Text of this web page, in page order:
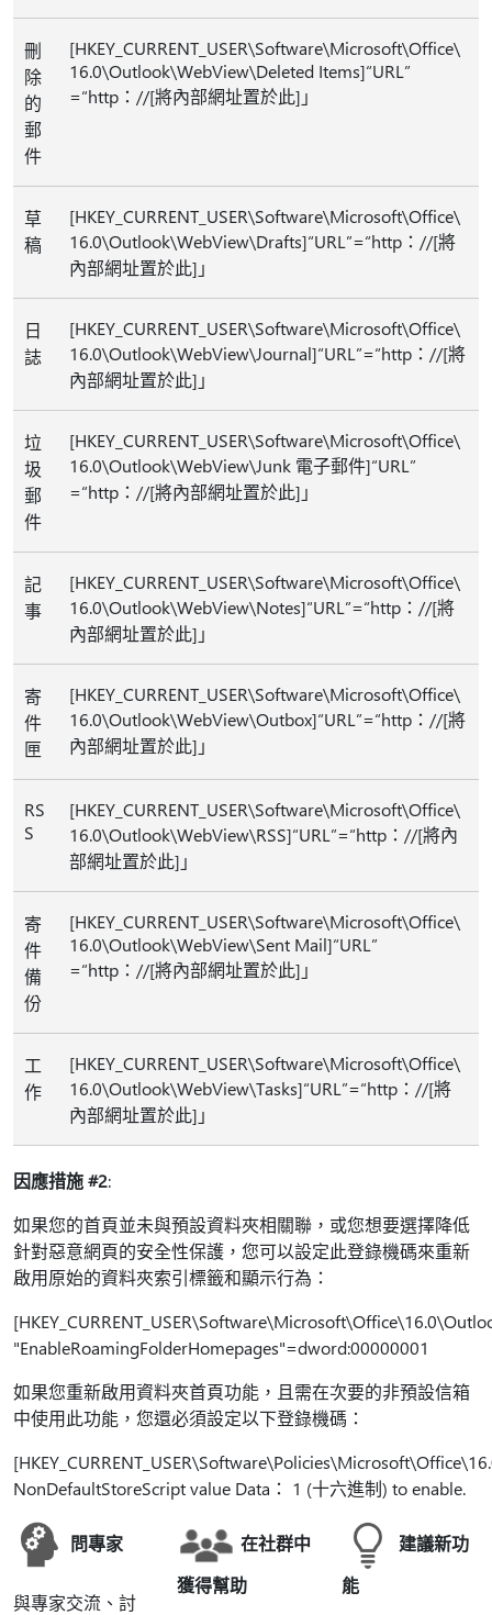
刪
除
的
郵
件
[HKEY_CURRENT_USER\Software\Microsoft\Office\
16.0\Outlook\WebView\Deleted Items]“URL”
=“http：//[將內部網址置於此]」
草
稿
[HKEY_CURRENT_USER\Software\Microsoft\Office\
16.0\Outlook\WebView\Drafts]“URL”=“http：//[將
內部網址置於此]」
日
誌
[HKEY_CURRENT_USER\Software\Microsoft\Office\
16.0\Outlook\WebView\Journal]“URL”=“http：//[將
內部網址置於此]」
垃
圾
郵
件
[HKEY_CURRENT_USER\Software\Microsoft\Office\
16.0\Outlook\WebView\Junk 電子郵件]“URL”
=“http：//[將內部網址置於此]」
記
事​​
[HKEY_CURRENT_USER\Software\Microsoft\Office\
16.0\Outlook\WebView\Notes]“URL”=“http：//[將
內部網址置於此]」
寄
件
匣
[HKEY_CURRENT_USER\Software\Microsoft\Office\
16.0\Outlook\WebView\Outbox]“URL”=“http：//[將
內部網址置於此]」
RS
S
[HKEY_CURRENT_USER\Software\Microsoft\Office\
16.0\Outlook\WebView\RSS]“URL”=“http：//[將內
部網址置於此]」
寄
件
備
份
[HKEY_CURRENT_USER\Software\Microsoft\Office\
16.0\Outlook\WebView\Sent Mail]“URL”
=“http：//[將內部網址置於此]」
工
作
[HKEY_CURRENT_USER\Software\Microsoft\Office\
16.0\Outlook\WebView\Tasks]“URL”=“http：//[將
內部網址置於此]」
因應措施 #2:
如果您的首頁並未與預設資料夾相關聯，或您想要選擇降低
針對惡意網頁的安全性保護，您可以設定此登錄機碼來重新
啟用原始的資料夾索引標籤和顯示行為：
"EnableRoamingFolderHomepages"=dword:00000001
如果您重新啟用資料夾首頁功能，且需在次要的非預設信箱
中使用此功能，您還必須設定以下登錄機碼：
NonDefaultStoreScript value Data： 1 (十六進制) to enable.
問專家
與專家交流、討
在社群中
獲得幫助
建議新功
能